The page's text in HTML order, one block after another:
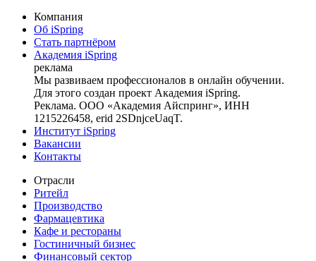
Компания
Об iSpring
Стать партнёром
Академия iSpring
реклама
Мы развиваем профессионалов в онлайн обучении.
Для этого создан проект Академия iSpring.
Реклама. ООО «Академия Айспринг», ИНН
1215226458, erid 2SDnjceUaqT.
Институт iSpring
Вакансии
Контакты
Отрасли
Ритейл
Производство
Фармацевтика
Кафе и рестораны
Гостиничный бизнес
Финансовый сектор